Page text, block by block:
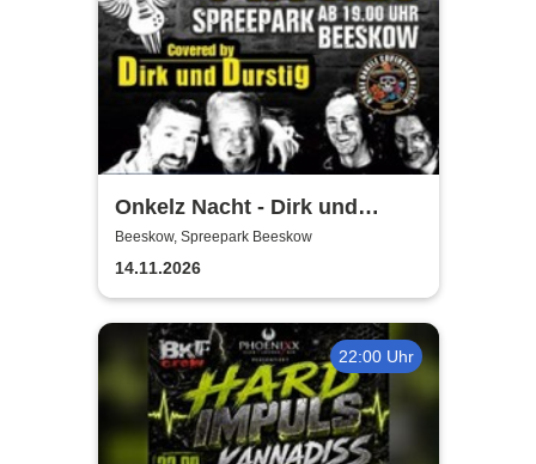
Onkelz Nacht - Dirk und
Durstig |20 Jahre Live Tour
Beeskow, Spreepark Beeskow
14.11.2026
22:00 Uhr